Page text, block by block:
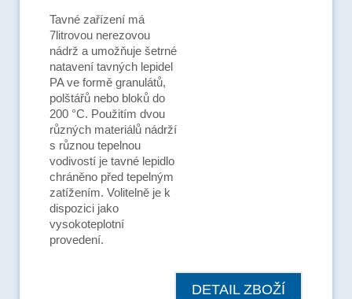
Tavné zařízení má
7litrovou nerezovou
nádrž a umožňuje šetrné
natavení tavných lepidel
PA ve formě granulátů,
polštářů nebo bloků do
200 °C. Použitím dvou
různých materiálů nádrží
s různou tepelnou
vodivostí je tavné lepidlo
chráněno před tepelným
zatížením. Volitelně je k
dispozici jako
vysokoteplotní
provedení.
DETAIL ZBOŽÍ